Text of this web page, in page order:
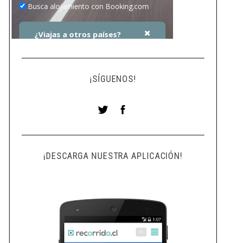
¡SÍGUENOS!
¡DESCARGA NUESTRA APLICACIÓN!